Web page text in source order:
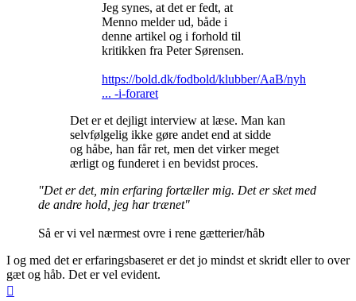
Jeg synes, at det er fedt, at
Menno melder ud, både i
denne artikel og i forhold til
kritikken fra Peter Sørensen.
https://bold.dk/fodbold/klubber/AaB/nyh
... -i-foraret
Det er et dejligt interview at læse. Man kan
selvfølgelig ikke gøre andet end at sidde
og håbe, han får ret, men det virker meget
ærligt og funderet i en bevidst proces.
"Det er det, min erfaring fortæller mig. Det er sket med
de andre hold, jeg har trænet"
Så er vi vel nærmest ovre i rene gætterier/håb
I og med det er erfaringsbaseret er det jo mindst et skridt eller to over
gæt og håb. Det er vel evident.